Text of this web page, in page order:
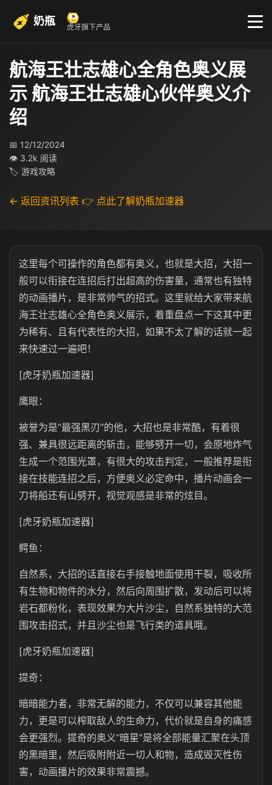
奶瓶 虎牙旗下产品
航海王壮志雄心全角色奥义展
示 航海王壮志雄心伙伴奥义介
绍​
📅 12/12/2024
👁 3.2k 阅读
🏷 游戏攻略
← 返回资讯列表 👉 点此了解奶瓶加速器
这里每个可操作的角色都有奥义，也就是大招，大招一
般可以衔接在连招后打出超高的伤害量，通常也有独特
的动画播片，是非常帅气的招式。这里就给大家带来航
海王壮志雄心全角色奥义展示，着重盘点一下这其中更
为稀有、且有代表性的大招，如果不太了解的话就一起
来快速过一遍吧！
[虎牙奶瓶加速器]
鹰眼：
被誉为是“最强黑刃”的他，大招也是非常酷，有着很
强、兼具很远距离的斩击，能够劈开一切，会原地炸气
生成一个范围光罩，有很大的攻击判定，一般推荐是衔
接在技能连招之后，方便奥义必定命中，播片动画会一
刀将船还有山劈开，视觉观感是非常的炫目。
[虎牙奶瓶加速器]
鳄鱼：
自然系，大招的话直接右手接触地面使用干裂，吸收所
有生物和物件的水分，然后向周围扩散，发动后可以将
岩石都粉化，表现效果为大片沙尘，自然系独特的大范
围攻击招式，并且沙尘也是飞行类的道具哦。
[虎牙奶瓶加速器]
提奇：
暗暗能力者，非常无解的能力，不仅可以兼容其他能
力，更是可以榨取敌人的生命力，代价就是自身的痛感
会更强烈。提奇的奥义“暗星”是将全部能量汇聚在头顶
的黑暗里，然后吸附附近一切人和物，造成毁灭性伤
害，动画播片的效果非常震撼。